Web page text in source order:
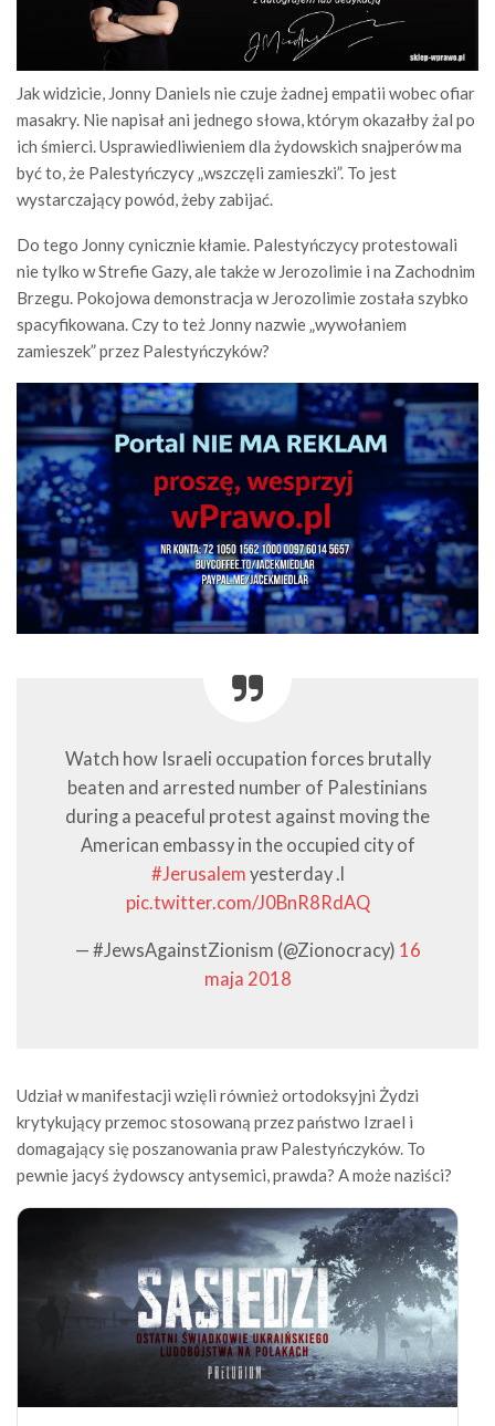
Jak widzicie, Jonny Daniels nie czuje żadnej empatii wobec ofiar
masakry. Nie napisał ani jednego słowa, którym okazałby żal po
ich śmierci. Usprawiedliwieniem dla żydowskich snajperów ma
być to, że Palestyńczycy „wszczęli zamieszki”. To jest
wystarczający powód, żeby zabijać.
Do tego Jonny cynicznie kłamie. Palestyńczycy protestowali
nie tylko w Strefie Gazy, ale także w Jerozolimie i na Zachodnim
Brzegu. Pokojowa demonstracja w Jerozolimie została szybko
spacyfikowana. Czy to też Jonny nazwie „wywołaniem
zamieszek” przez Palestyńczyków?
Watch how Israeli occupation forces brutally
beaten and arrested number of Palestinians
during a peaceful protest against moving the
American embassy in the occupied city of
#Jerusalem yesterday .l
pic.twitter.com/J0BnR8RdAQ
— #JewsAgainstZionism (@Zionocracy) 16
maja 2018
Udział w manifestacji wzięli również ortodoksyjni Żydzi
krytykujący przemoc stosowaną przez państwo Izrael i
domagający się poszanowania praw Palestyńczyków. To
pewnie jacyś żydowscy antysemici, prawda? A może naziści?